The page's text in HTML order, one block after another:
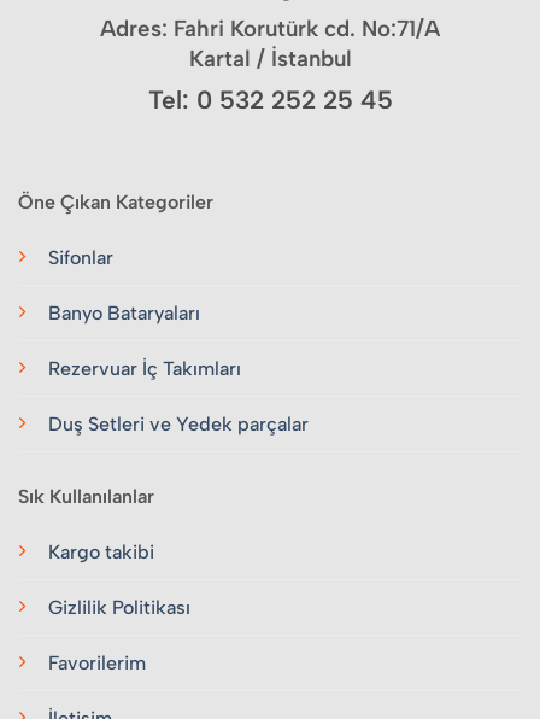
Adres: Fahri Korutürk cd. No:71/A
Kartal / İstanbul
Tel: 0 532 252 25 45
Öne Çıkan Kategoriler
Sifonlar
Banyo Bataryaları
Rezervuar İç Takımları
Duş Setleri ve Yedek parçalar
Sık Kullanılanlar
Kargo takibi
Gizlilik Politikası
Favorilerim